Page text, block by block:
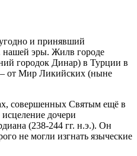
и принявший
нашей эры. Жилв городе
городок Динар) в Турции в
от Мир Ликийских (ныне
совершенных Святым ещё в
дочери
(238-244 гг. н.э.). Он
не могли изгнать языческие